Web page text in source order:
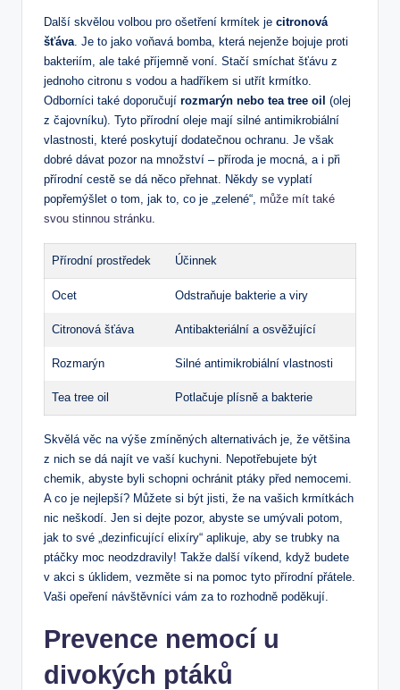
Další skvělou volbou pro ošetření krmítek je citronová
šťáva . Je to jako voňavá bomba, která nejenže bojuje proti
bakteriím, ale také příjemně voní. Stačí smíchat šťávu z
jednoho citronu s vodou a hadříkem si utřít krmítko.
Odborníci také doporučují rozmarýn nebo tea tree oil (olej
z čajovníku). Tyto přírodní oleje mají silné antimikrobiální
vlastnosti, které poskytují dodatečnou ochranu. Je však
dobré dávat pozor na množství – příroda je mocná, a i při
přírodní cestě se dá něco přehnat. Někdy se vyplatí
popřemýšlet o tom, jak to, co je „zelené“, může mít také
svou stinnou stránku
Přírodní prostředek Účinnek
Ocet Odstraňuje bakterie a viry
Citronová šťáva Antibakteriální a osvěžující
Rozmarýn Silné antimikrobiální vlastnosti
Tea tree oil Potlačuje plísně a bakterie
Skvělá věc na výše zmíněných alternativách je, že většina
z nich se dá najít ve vaší kuchyni. Nepotřebujete být
chemik, abyste byli schopni ochránit ptáky před nemocemi.
A co je nejlepší? Můžete si být jisti, že na vašich krmítkách
nic neškodí. Jen si dejte pozor, abyste se umývali potom,
jak to své „dezinficující elixíry“ aplikuje, aby se trubky na
ptáčky moc neodzdravily! Takže další víkend, když budete
v akci s úklidem, vezměte si na pomoc tyto přírodní přátele.
Vaši opeření návštěvníci vám za to rozhodně poděkují.
Prevence nemocí u
divokých ptáků